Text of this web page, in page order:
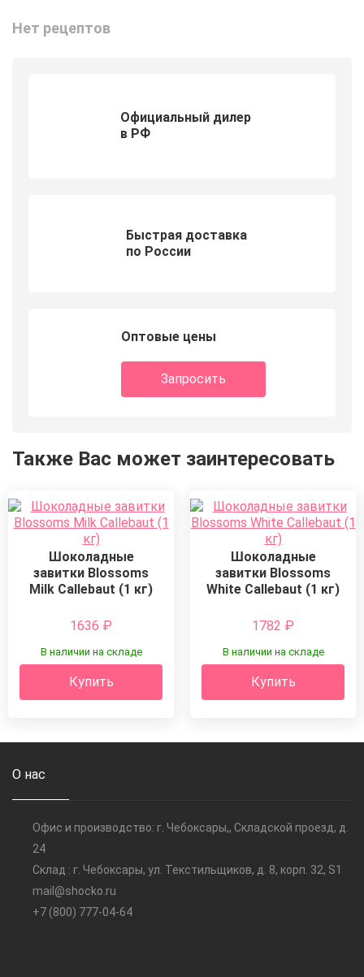
Нет рецептов
Официальный дилер
в РФ
Быстрая доставка
по России
Оптовые цены
Запросить
Также Вас может заинтересовать
Шоколадные
завитки Blossoms
Milk Callebaut (1 кг)
1636 ₽
В наличии на складе
Купить
Шоколадные
завитки Blossoms
White Callebaut (1 кг)
1782 ₽
В наличии на складе
Купить
О нас
Офис и производство: г. Чебоксары,, Складской проезд, д.
24
Склад : г. Чебоксары, ул. Текстильщиков, д. 8, корп. 32, S1
mail@shocko.ru
+7 (800) 777-04-64